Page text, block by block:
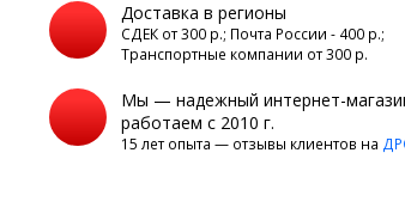
Доставка в регионы
СДЕК от 300 р.; Почта России - 400 р.;
Транспортные компании от 300 р.
Мы — надежный интернет-
работаем с 2010 г.
15 лет опыта — отзывы клиентов на